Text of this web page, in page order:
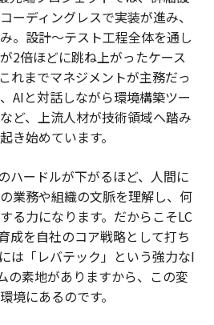
ーディングレスで実装が進み、
。設計～テスト工程全体を通し
2倍ほどに跳ね上がったケース
れまでマネジメントが主務だっ
AIと対話しながら環境構築ツー
ど、上流人材が技術領域へ踏み
き始めています。
ハードルが下がるほど、人間に
業務や組織の文脈を理解し、何
る力になります。だからこそLC
成を自社のコア戦略として打ち
は「レバテック」という強力なI
の素地がありますから、この変
境にあるのです。